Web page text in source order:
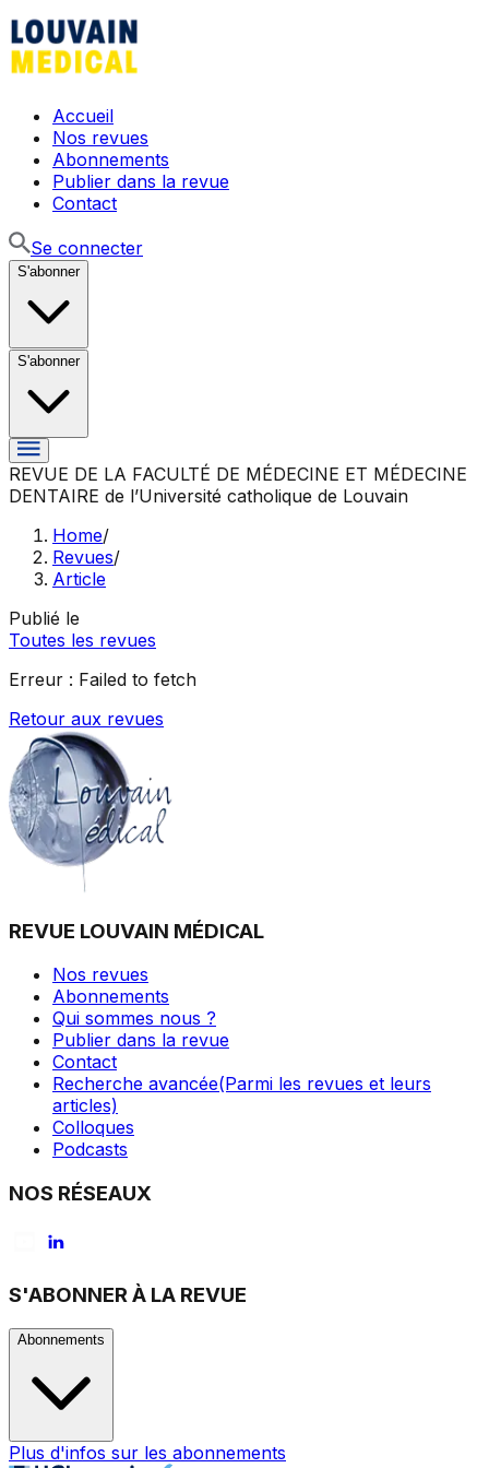
Accueil
Nos revues
Abonnements
Publier dans la revue
Contact
Se connecter
S'abonner
S'abonner
REVUE DE LA FACULTÉ DE MÉDECINE ET MÉDECINE
DENTAIRE de l’Université catholique de Louvain
Home/
Revues/
Article
Publié le
Toutes les revues
Erreur : Failed to fetch
Retour aux revues
REVUE LOUVAIN MÉDICAL
Nos revues
Abonnements
Qui sommes nous ?
Publier dans la revue
Contact
Recherche avancée(Parmi les revues et leurs
articles)
Colloques
Podcasts
NOS RÉSEAUX
S'ABONNER À LA REVUE
Abonnements
Plus d'infos sur les abonnements